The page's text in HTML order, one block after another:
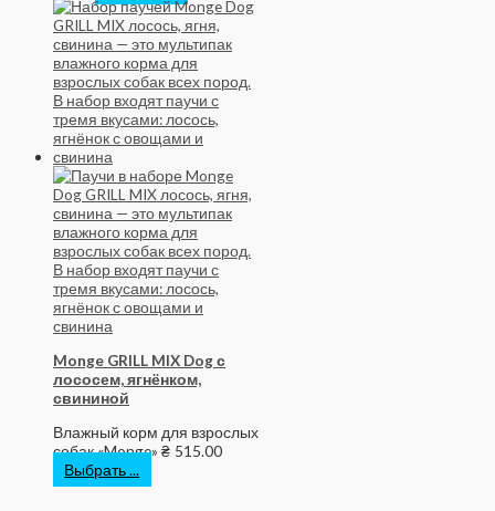
Monge GRILL MIX Dog с
лососем, ягнёнком,
свининой
Влажный корм для взрослых
собак «Monge» ₴ 515.00
Выбрать ...